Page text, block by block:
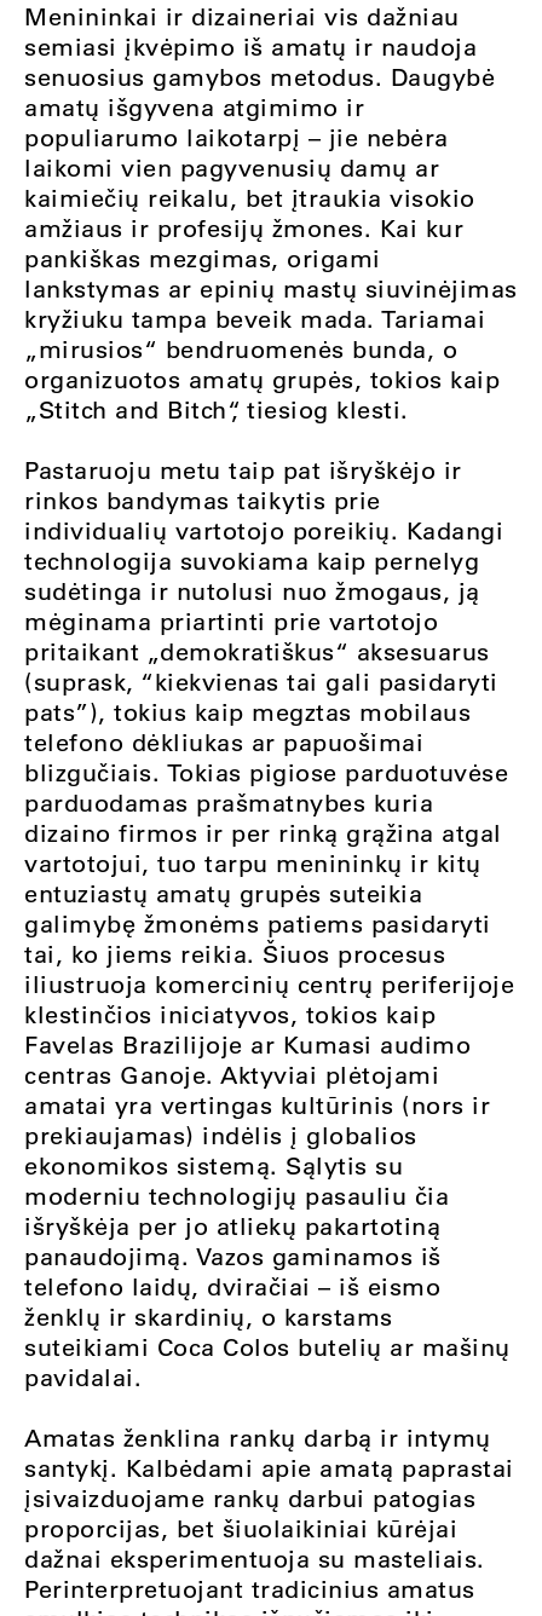
Menininkai ir dizaineriai vis dažniau
semiasi įkvėpimo iš amatų ir naudoja
senuosius gamybos metodus. Daugybė
amatų išgyvena atgimimo ir
populiarumo laikotarpį – jie nebėra
laikomi vien pagyvenusių damų ar
kaimiečių reikalu, bet įtraukia visokio
amžiaus ir profesijų žmones. Kai kur
pankiškas mezgimas, origami
lankstymas ar epinių mastų siuvinėjimas
kryžiuku tampa beveik mada. Tariamai
„mirusios“ bendruomenės bunda, o
organizuotos amatų grupės, tokios kaip
„Stitch and Bitch“, tiesiog klesti.
Pastaruoju metu taip pat išryškėjo ir
rinkos bandymas taikytis prie
individualių vartotojo poreikių. Kadangi
technologija suvokiama kaip pernelyg
sudėtinga ir nutolusi nuo žmogaus, ją
mėginama priartinti prie vartotojo
pritaikant „demokratiškus“ aksesuarus
(suprask, “kiekvienas tai gali pasidaryti
pats”), tokius kaip megztas mobilaus
telefono dėkliukas ar papuošimai
blizgučiais. Tokias pigiose parduotuvėse
parduodamas prašmatnybes kuria
dizaino firmos ir per rinką grąžina atgal
vartotojui, tuo tarpu menininkų ir kitų
entuziastų amatų grupės suteikia
galimybę žmonėms patiems pasidaryti
tai, ko jiems reikia. Šiuos procesus
iliustruoja komercinių centrų periferijoje
klestinčios iniciatyvos, tokios kaip
Favelas Brazilijoje ar Kumasi audimo
centras Ganoje. Aktyviai plėtojami
amatai yra vertingas kultūrinis (nors ir
prekiaujamas) indėlis į globalios
ekonomikos sistemą. Sąlytis su
moderniu technologijų pasauliu čia
išryškėja per jo atliekų pakartotiną
panaudojimą. Vazos gaminamos iš
telefono laidų, dviračiai – iš eismo
ženklų ir skardinių, o karstams
suteikiami Coca Colos butelių ar mašinų
pavidalai.
Amatas ženklina rankų darbą ir intymų
santykį. Kalbėdami apie amatą paprastai
įsivaizduojame rankų darbui patogias
proporcijas, bet šiuolaikiniai kūrėjai
dažnai eksperimentuoja su masteliais.
Perinterpretuojant tradicinius amatus